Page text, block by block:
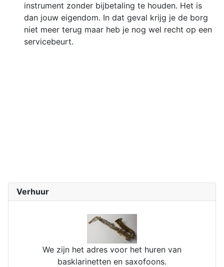
Verhuur
We zijn het adres voor het huren van
basklarinetten en saxofoons.
instrument zonder bijbetaling te houden. Het is
dan jouw eigendom. In dat geval krijg je de borg
niet meer terug maar heb je nog wel recht op een
servicebeurt.